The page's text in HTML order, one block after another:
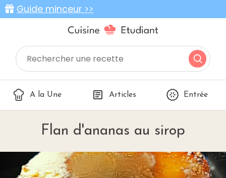
Guide minceur >>
A la Une Articles Entrée
Flan d'ananas au sirop